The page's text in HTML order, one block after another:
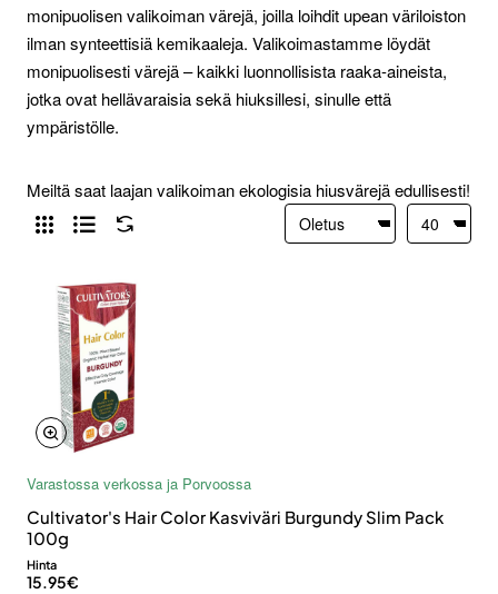
monipuolisen valikoiman värejä, joilla loihdit upean väriloiston
ilman synteettisiä kemikaaleja. Valikoimastamme löydät
monipuolisesti värejä – kaikki luonnollisista raaka-aineista,
jotka ovat hellävaraisia sekä hiuksillesi, sinulle että
ympäristölle.
Meiltä saat laajan valikoiman ekologisia hiusvärejä edullisesti!
Varastossa verkossa ja Porvoossa
Cultivator's Hair Color Kasviväri Burgundy Slim Pack
100g
Hinta
15.95€